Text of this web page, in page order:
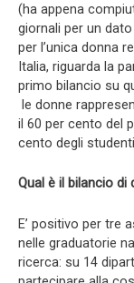
(ha appena
giornali per un
per l’unica donna
Italia, riguarda la
primo bilancio su
le donne
il 60 per cento del
cento degli
Qual è il bilancio di
E’ positivo per tre
nelle graduatorie
ricerca: su 14